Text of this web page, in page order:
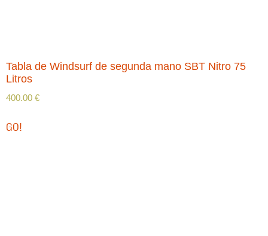
Tabla de Windsurf de segunda mano SBT Nitro 75
Litros
400.00 €
GO!